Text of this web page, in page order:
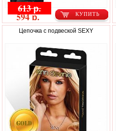
КУПИТЬ
613 р.
594 р.
Цепочка с подвеской SEXY